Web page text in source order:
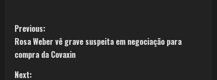
Previous:
Rosa Weber vê grave suspeita em negociação para
compra da Covaxin
Next: